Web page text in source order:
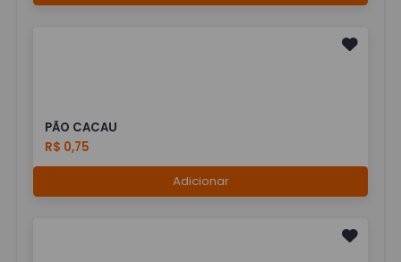
PÃO CACAU
R$ 0,75
Adicionar